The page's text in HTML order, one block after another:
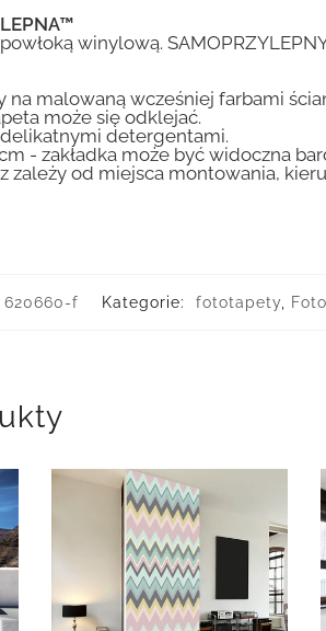
winylową.
malowaną wcześniej farbami
może się odklejać.
detergentami.
- zakładka może być widoczna
zależy od miejsca montowania,
620660-f Kategorie: fototapety,